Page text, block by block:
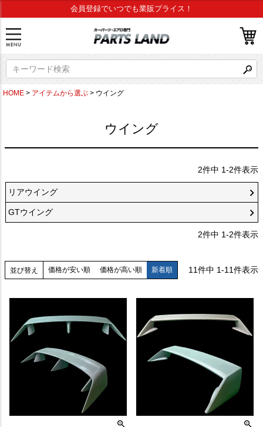
会員登録でいつでも業販プライス！
HOME アイテムから選ぶ ウイング
ウイング
2件中 1-2件表示
リアウイング
GTウイング
2件中 1-2件表示
並び替え 価格が安い順 価格が高い順 新着順 11件中 1-11件表示